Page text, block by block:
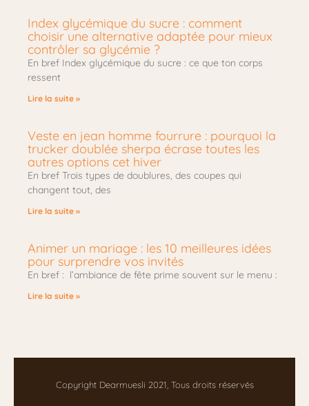
Index glycémique du sucre : comment
choisir une alternative adaptée pour mieux
contrôler sa glycémie ?
En bref Index glycémique du sucre : ce que ton corps
ressent
Lire la suite »
Veste en jean homme fourrure : pourquoi la
trucker doublée sherpa écrase toutes les
autres options cet hiver
En bref Trois types de doublures, des coupes qui
changent tout, des
Lire la suite »
Animer un mariage : les 10 meilleures idées
pour surprendre vos invités
En bref : l’ambiance de fête prime souvent sur le menu :
Lire la suite »
Copyright Dearmuesli 2021, Tous droits réservés